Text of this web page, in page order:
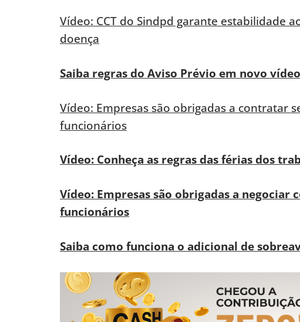
Vídeo: CCT do Sindpd garante estabilidade
doença
Saiba regras do Aviso Prévio em novo
Vídeo: Empresas são obrigadas a contratar
funcionários
Vídeo: Conheça as regras das férias dos
Vídeo: Empresas são obrigadas a negociar
funcionários
Saiba como funciona o adicional de